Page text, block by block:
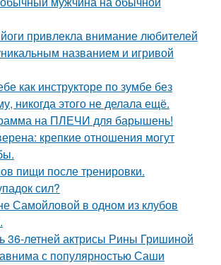
привлекла внимание любителей
названием и игривой
как инструкторе по зумбе без
никогда этого не делала ещё.
на ПЛЕЧИ для барышень!
крепкие отношения могут
пищи после тренировки.
сил?
Самойловой в одном из клубов
36-летней актрисы Рины Гришиной
с популярностью Саши